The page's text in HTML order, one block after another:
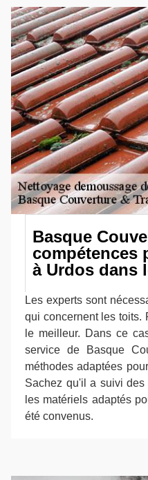
Basque
compétences
à Urdos dans
Les experts sont
qui concernent les toits.
le meilleur. Dans ce
service de Basque
méthodes adaptées
Sachez qu'il a suivi
les matériels adaptés
été convenus.